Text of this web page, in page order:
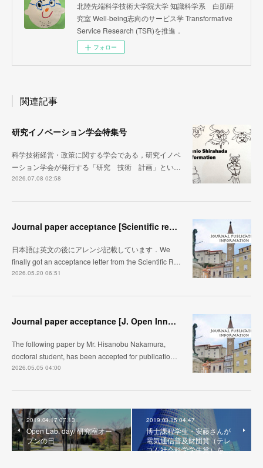
北陸先端科学技術大学院大学 知識科学系 白肌研
究室 Well-being志向のサービス学 Transformative
Service Research (TSR)を推進．
フォロー
関連記事
研究イノベーション学会特集号
科学技術経営・政策に関する学会である，研究イノベ
ーション学会が発行する「研究 技術 計画」とい…
2026.07.08 02:58
Journal paper acceptance [Scientific reports]
日本語は英文の後にアレンジ記載しています．We
finally got an acceptance letter from the Scientific R…
2026.05.20 06:51
Journal paper acceptance [J. Open Innovation]
The following paper by Mr. Hisanobu Nakamura,
doctoral student, has been accepted for publicatio…
2026.05.05 04:00
2019.04.17 07:13
Open Lab. day/ 研究室オー
プンの日
2019.03.15 04:47
博士課程学生・安藤さんが
電気通信普及財団賞（テレ
コム社会科学学生賞）を…